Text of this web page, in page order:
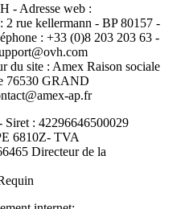
- Adresse web :
2 rue kellermann - BP 80157 -
: +33 (0)8 203 203 63 -
site : Amex Raison sociale
76530 GRAND
ap.fr
Siret : 42296646500029
6810Z- TVA
Directeur de la